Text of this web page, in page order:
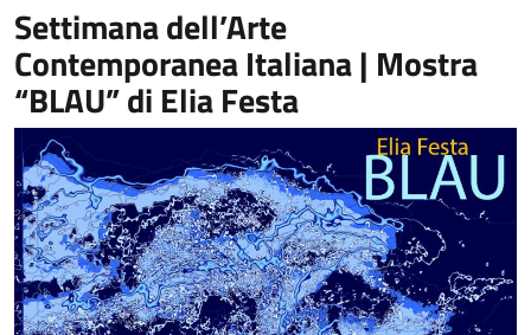
Settimana dell’Arte
Contemporanea Italiana | Mostra
“BLAU” di Elia Festa